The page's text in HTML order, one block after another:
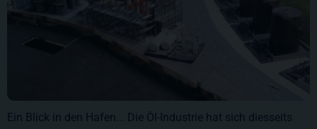
Ein Blick in den Hafen... Die Öl-Industrie hat sich diesseits